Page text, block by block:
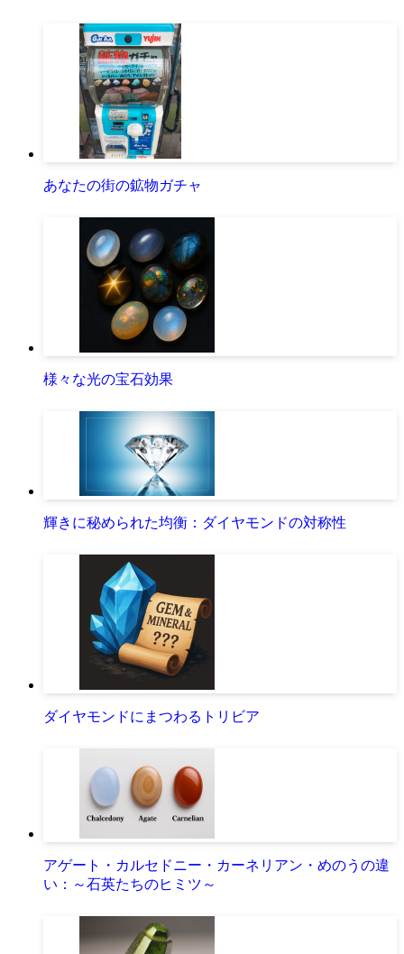
あなたの街の鉱物ガチャ
様々な光の宝石効果
輝きに秘められた均衡：ダイヤモンドの対称性
ダイヤモンドにまつわるトリビア
アゲート・カルセドニー・カーネリアン・めのうの違
い：～石英たちのヒミツ～